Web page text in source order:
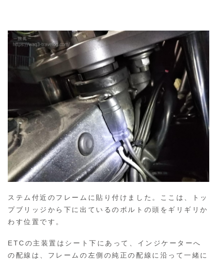
ステム付近のフレームに貼り付けました。ここは、トッ
プブリッジから下に出ているのボルトの頭をギリギリか
わす位置です。
ETCの主装置はシート下にあって、インジケーターへ
の配線は、フレームの左側の純正の配線に沿って一緒に